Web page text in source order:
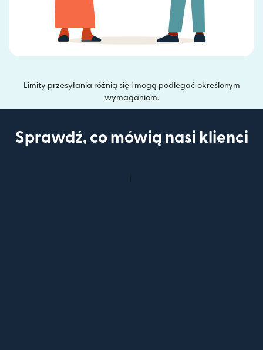
Limity przesyłania różnią się i mogą podlegać określonym
wymaganiom.
Sprawdź, co mówią nasi klienci